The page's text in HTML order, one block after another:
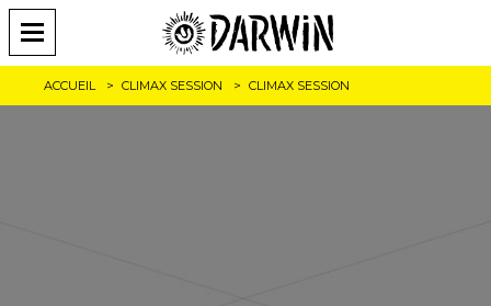
ACCUEIL CLIMAX SESSION CLIMAX SESSION